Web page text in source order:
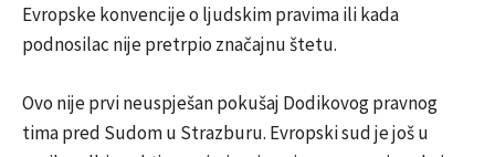
Evropske konvencije o ljudskim pravima ili kada
podnosilac nije pretrpio značajnu štetu.
Ovo nije prvi neuspješan pokušaj Dodikovog pravnog
tima pred Sudom u Strazburu. Evropski sud je još u